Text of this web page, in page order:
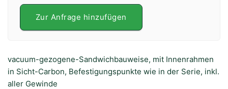
Zur Anfrage hinzufügen
vacuum-gezogene-Sandwichbauweise, mit Innenrahmen
in Sicht-Carbon, Befestigungspunkte wie in der Serie, inkl.
aller Gewinde